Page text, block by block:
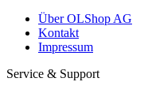
Über OLShop AG
Kontakt
Impressum
Service & Support